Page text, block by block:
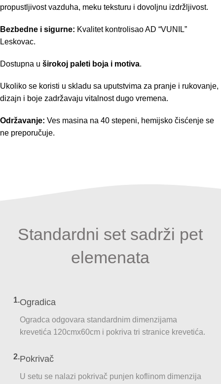
propustljivost vazduha, meku teksturu i dovoljnu izdržljivost.
Bezbedne i sigurne: Kvalitet kontrolisao AD “VUNIL”
Leskovac.
Dostupna u širokoj paleti boja i motiva.
Ukoliko se koristi u skladu sa uputstvima za pranje i rukovanje,
dizajn i boje zadržavaju vitalnost dugo vremena.
Održavanje: Ves masina na 40 stepeni, hemijsko čisćenje se
ne preporučuje.
Standardni set sadrži pet
elemenata
1.Ogradica
Ogradca odgovara standardnim dimenzijama
krevetića 120cmx60cm i pokriva tri stranice krevetića.
2.Pokrivač
U setu se nalazi pokrivač punjen koflinom dimenzija